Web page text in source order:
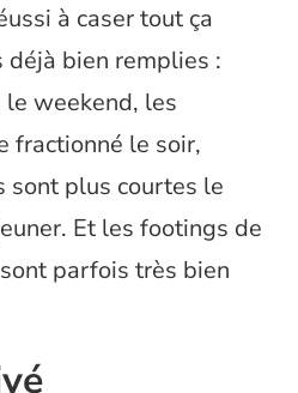
à caser tout ça
déjà bien remplies :
weekend, les
fractionné le soir,
sont plus courtes le
Et les footings de
parfois très bien